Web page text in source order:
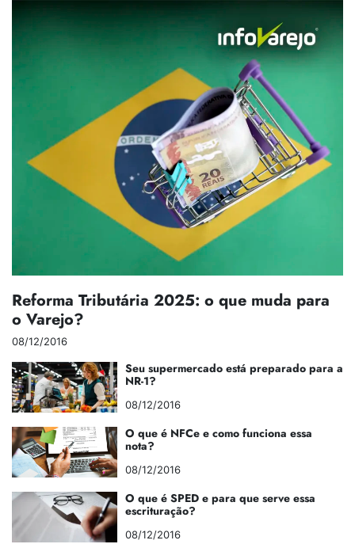
Reforma Tributária 2025: o que muda para
o Varejo?
08/12/2016
Seu supermercado está preparado para a
NR-1?
08/12/2016
O que é NFCe e como funciona essa
nota?
08/12/2016
O que é SPED e para que serve essa
escrituração?
08/12/2016